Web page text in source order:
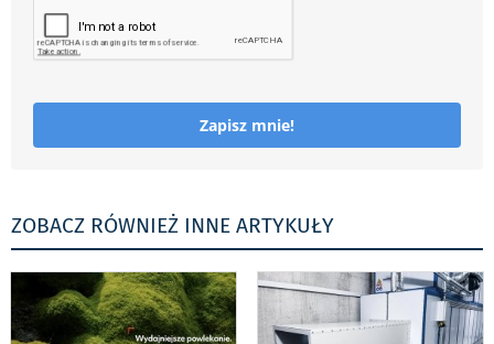
Zapisz mnie!
ZOBACZ RÓWNIEŻ INNE ARTYKUŁY